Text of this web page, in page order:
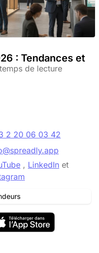
: Tendances et
de lecture
2 20 06 03 42
, LinkedIn et